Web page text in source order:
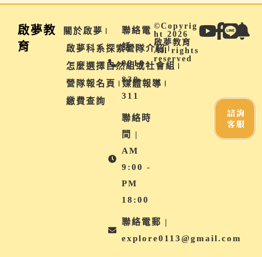
啟夢教
育
關於啟夢
啟夢科系探索營隊介紹
怎麼選擇自然組或社會組
營隊報名頁
媒體報導
繳費查詢
聯絡電
話 |
0910-
838-
311
聯絡時
間 |
AM
9:00 -
PM
18:00
聯絡電郵 |
explore0113@gmail.com
©Copyrig
ht 2026
啟夢教育
All rights
reserved
諮詢
客服